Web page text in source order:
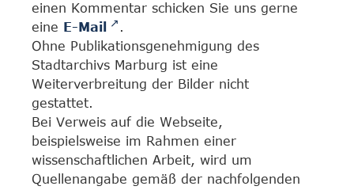
einen Kommentar schicken Sie uns gerne
eine E-Mail
.
Ohne Publikationsgenehmigung des
Stadtarchivs Marburg ist eine
Weiterverbreitung der Bilder nicht
gestattet.
Bei Verweis auf die Webseite,
beispielsweise im Rahmen einer
wissenschaftlichen Arbeit, wird um
Quellenangabe gemäß der nachfolgenden